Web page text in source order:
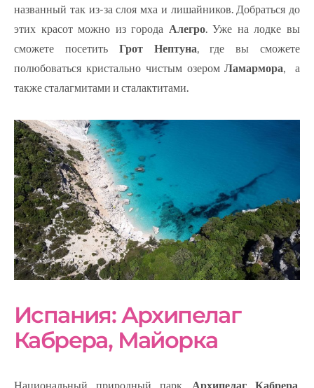
названный так из-за слоя мха и лишайников. Добраться до
этих красот можно из города Алегро. Уже на лодке вы
сможете посетить Грот Нептуна, где вы сможете
полюбоваться кристально чистым озеромЛамармора, а
также сталагмитами и сталактитами.
Испания: Архипелаг
Кабрера, Майорка
Национальный природный парк, Архипелаг Кабрера